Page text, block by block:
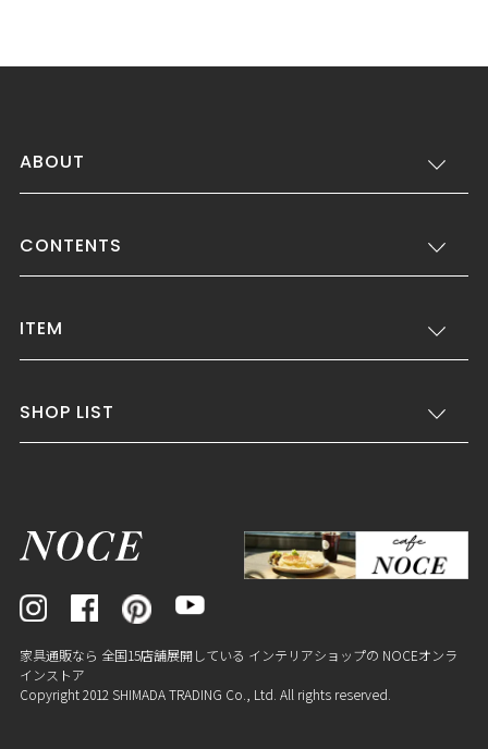
ABOUT
CONTENTS
ITEM
SHOP LIST
家具通販なら 全国15店舗展開している インテリアショップの NOCEオンラ
インストア
Copyright 2012 SHIMADA TRADING Co., Ltd. All rights reserved.